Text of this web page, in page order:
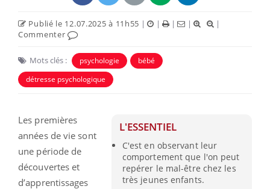
Publié le 12.07.2025 à 11h55 | | | |
|
Commenter
Mots clés : psychologie
bébé
détresse psychologique
L'ESSENTIEL
C'est en observant leur
comportement que l'on peut
repérer le mal-être chez les
très jeunes enfants.
Les premières
années de vie sont
une période de
découvertes et
d’apprentissages